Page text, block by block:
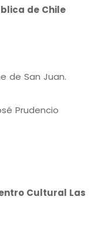
de Chile
de San Juan.
Prudencio
Cultural Las